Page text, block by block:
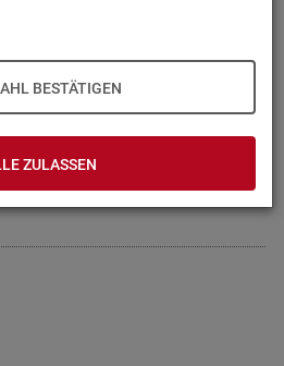
BESTÄTIGEN
ZULASSEN
Mail, so­fern Sie damit ein­ver­stan­
auch die unten ste­hen­den Hin­
Kos­ten.
Fel­der sind Pflicht­fel­der.